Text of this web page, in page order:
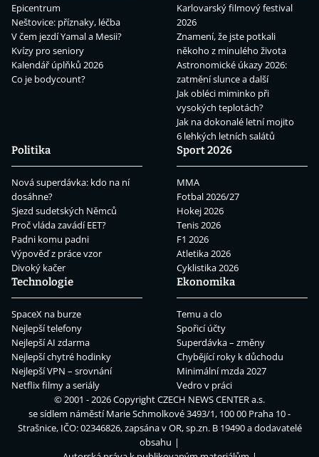
Epicentrum
Neštovice: příznaky, léčba
V čem jezdí Yamal a Mesii?
Kvízy pro seniory
Kalendář úplňků 2026
Co je bodycount?
Karlovarský filmový festival
2026
Znamení, že jste potkali
někoho z minulého života
Astronomické úkazy 2026:
zatmění slunce a další
Jak obléci miminko při
vysokých teplotách?
Jak na dokonalé letní mojito
6 lehkých letních salátů
Politika
Nová superdávka: kdo na ní
dosáhne?
Sjezd sudetských Němců
Proč vláda zavádí EET?
Padni komu padni
Výpověď z práce vzor
Divoký kačer
Sport 2026
MMA
Fotbal 2026/27
Hokej 2026
Tenis 2026
F1 2026
Atletika 2026
Cyklistika 2026
Technologie
SpaceX na burze
Nejlepší telefony
Nejlepší AI zdarma
Nejlepší chytré hodinky
Nejlepší VPN – srovnání
Netflix filmy a seriály
Ekonomika
Temu a clo
Spořicí účty
Superdávka – změny
Chybějící roky k důchodu
Minimální mzda 2027
Vedro v práci
© 2001 - 2026 CopyrightCZECH NEWS CENTER a.s.
se sídlem náměstí Marie Schmolkové 3493/1, 100 00 Praha 10 -
Strašnice, IČO: 02346826, zapsána v OR, sp.zn. B 19490 a dodavatelé
obsahu